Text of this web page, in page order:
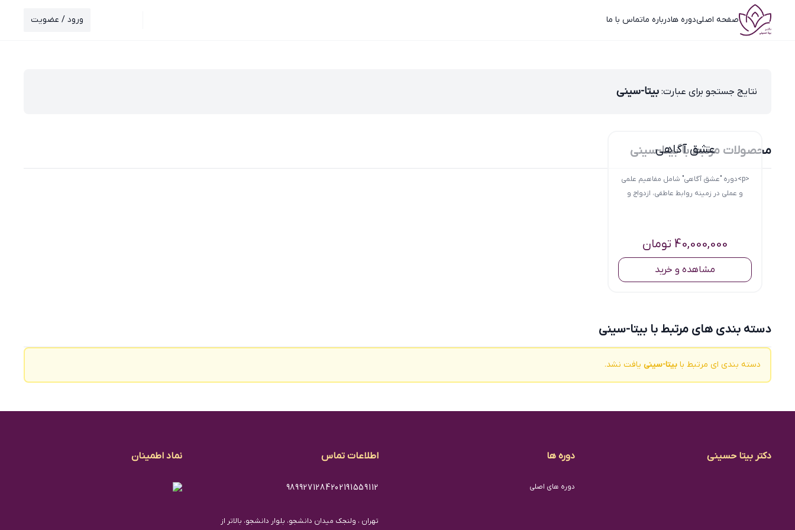
صفحه اصلیدوره هادرباره ماتماس با ما ورود / عضویت
نتایج جستجو برای عبارت: بیتا-سینی
محصولات مرتبط با بیتا-سینی
عشق آگاهی
<p>دوره "عشق آگاهی" شامل مفاهیم علمی
و عملی در زمینه روابط عاطفی، ازدواج و
40,000,000 تومان
مشاهده و خرید
دسته بندی های مرتبط با بیتا-سینی
دسته بندی ای مرتبط با بیتا-سینی یافت نشد.
دکتر بیتا حسینی دوره ها
دوره های اصلی
اطلاعات تماس
02191559112
98992712842
تهران ، ولنجک میدان دانشجو، بلوار دانشجو، بالاتر از
نماد اطمینان